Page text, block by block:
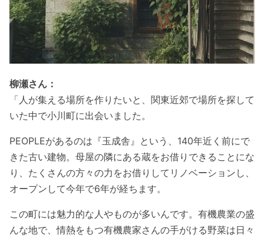
柳瀬さん：
「人が集える場所を作りたいと、関東近郊で場所を探して
いた中で小川町に出会いました。
PEOPLEがあるのは『玉成舎』という、140年近く前にで
きた古い建物。母屋の隣にある蔵をお借りできることにな
り、たくさんの方々の力をお借りしてリノベーションし、
オープンして今年で6年が経ちます。
この町には魅力的な人やものが多いんです。有機農業の盛
んな地で、情熱をもつ有機農家さんの手がける野菜は日々